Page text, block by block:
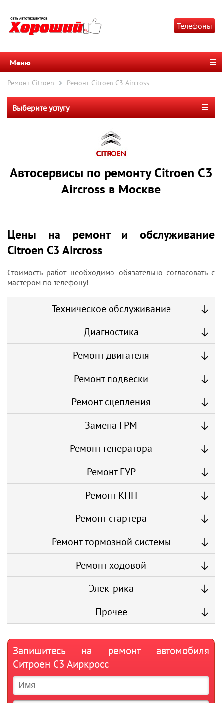
Телефоны
Меню
Ремонт Citroen Ремонт Citroen C3 Aircross
Выберите услугу
Автосервисы по ремонту Citroen C3
Aircross в Москве
Цены на ремонт и обслуживание
Citroen C3 Aircross
Стоимость работ необходимо обязательно согласовать с
мастером по телефону!
Техническое обслуживание
Диагностика
Ремонт двигателя
Ремонт подвески
Ремонт сцепления
Замена ГРМ
Ремонт генератора
Ремонт ГУР
Ремонт КПП
Ремонт стартера
Ремонт тормозной системы
Ремонт ходовой
Электрика
Прочее
Запишитесь на ремонт автомобиля
Ситроен С3 Аиркросс